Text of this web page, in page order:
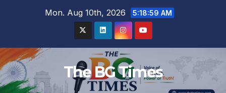
Mon. Aug 10th, 2026 5:19:00 AM
The BG Times